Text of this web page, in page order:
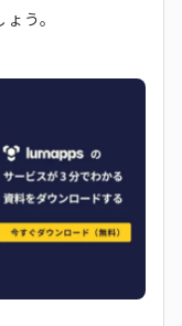
う。